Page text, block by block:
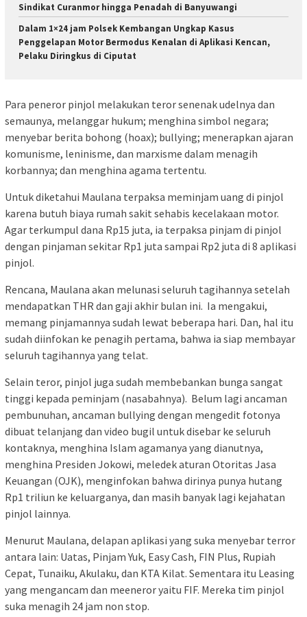
Sindikat Curanmor hingga Penadah di Banyuwangi
Dalam 1×24 jam Polsek Kembangan Ungkap Kasus
Penggelapan Motor Bermodus Kenalan di Aplikasi Kencan,
Pelaku Diringkus di Ciputat
Para peneror pinjol melakukan teror senenak udelnya dan
semaunya, melanggar hukum; menghina simbol negara;
menyebar berita bohong (hoax); bullying; menerapkan ajaran
komunisme, leninisme, dan marxisme dalam menagih
korbannya; dan menghina agama tertentu.
Untuk diketahui Maulana terpaksa meminjam uang di pinjol
karena butuh biaya rumah sakit sehabis kecelakaan motor.
Agar terkumpul dana Rp15 juta, ia terpaksa pinjam di pinjol
dengan pinjaman sekitar Rp1 juta sampai Rp2 juta di 8 aplikasi
pinjol.
Rencana, Maulana akan melunasi seluruh tagihannya setelah
mendapatkan THR dan gaji akhir bulan ini. Ia mengakui,
memang pinjamannya sudah lewat beberapa hari. Dan, hal itu
sudah diinfokan ke penagih pertama, bahwa ia siap membayar
seluruh tagihannya yang telat.
Selain teror, pinjol juga sudah membebankan bunga sangat
tinggi kepada peminjam (nasabahnya). Belum lagi ancaman
pembunuhan, ancaman bullying dengan mengedit fotonya
dibuat telanjang dan video bugil untuk disebar ke seluruh
kontaknya, menghina Islam agamanya yang dianutnya,
menghina Presiden Jokowi, meledek aturan Otoritas Jasa
Keuangan (OJK), menginfokan bahwa dirinya punya hutang
Rp1 triliun ke keluarganya, dan masih banyak lagi kejahatan
pinjol lainnya.
Menurut Maulana, delapan aplikasi yang suka menyebar terror
antara lain: Uatas, Pinjam Yuk, Easy Cash, FIN Plus, Rupiah
Cepat, Tunaiku, Akulaku, dan KTA Kilat. Sementara itu Leasing
yang mengancam dan meeneror yaitu FIF. Mereka tim pinjol
suka menagih 24 jam non stop.